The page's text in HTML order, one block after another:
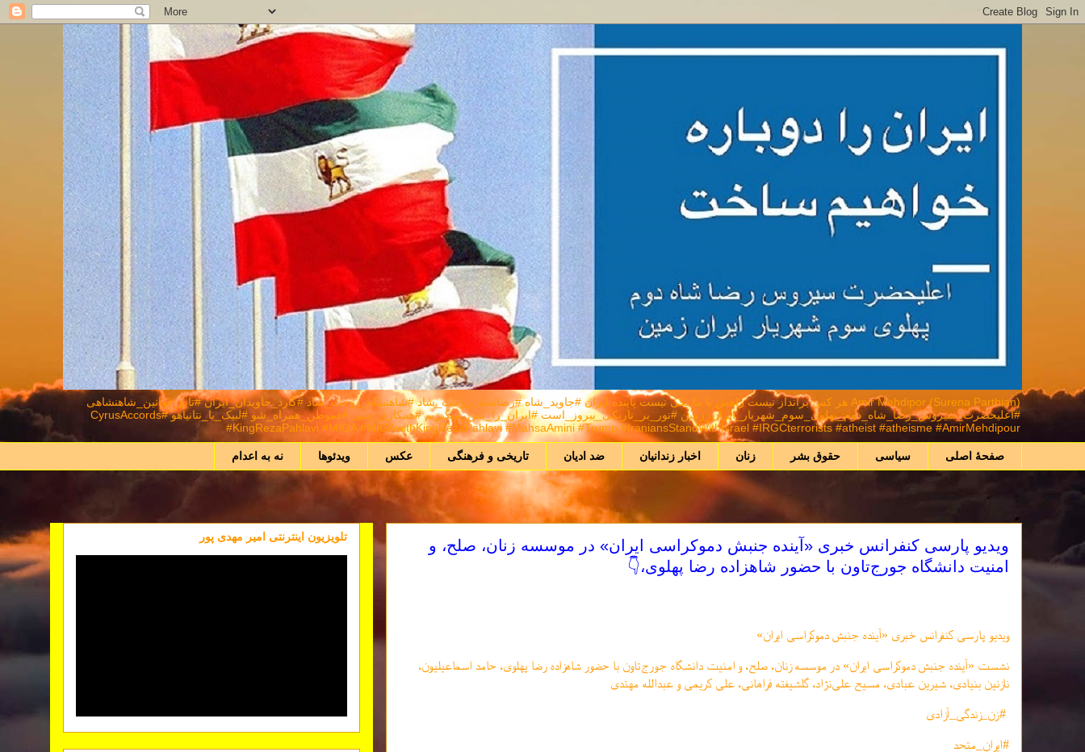
Amir Mehdipor (Surena Parthian) هر كس برانداز نيست راهش با ما يكی نيست پاینده ایران #جاوید_شاه #رضاشاه_روحت_شاد #شاهنشاه_روحت_شاد #گارد_جاویدان_ایران #تابع_قوانین_شاهنشاهی
#اعلیحضرت_سیروس_رضا_شاه_دوم_پهلوی_سوم_شهریار_ایران_زمین #نور_بر_تاریکی_پیروز_است #ایران_را_پس_میگیریم #همکاری_ملی⁩ #هموطن_همراه_شو #لبیک_یا_نتانیاهو #CyrusAccords
#KingRezaPahlavi #MIGA #MIGAwithKingRezaPahlavi #MahsaAmini #Trump #IraniansStandWithIsrael #IRGCterrorists #atheist #atheisme #AmirMehdipour
صفحهٔ اصلی سیاسی حقوق بشر زنان اخبار زندانیان ضد ادیان تاریخی و فرهنگی عکس ویدئوها نه به اعدام
ویدیو پارسی کنفرانس خبری «آینده جنبش دموکراسی ایران» در موسسه زنان، صلح، و
امنیت دانشگاه جورج‌تاون با حضور شاهزاده رضا پهلوی،👇
ویدیو پارسی کنفرانس خبری «آینده جنبش دموکراسی ایران»
نشست «آینده جنبش دموکراسی ایران» در موسسه زنان، صلح، و امنیت دانشگاه جورج‌تاون با حضور شاهزاده رضا پهلوی، حامد اسماعیلیون،
نازنین بنیادی، شیرین عبادی، مسیح علی‌نژاد، گلشیفته فراهانی، علی کریمی و عبدالله مهتدی
#زن_زندگی_آزادی
#ایران_متحد
تلویزیون اینترنتی امیر مهدی پور